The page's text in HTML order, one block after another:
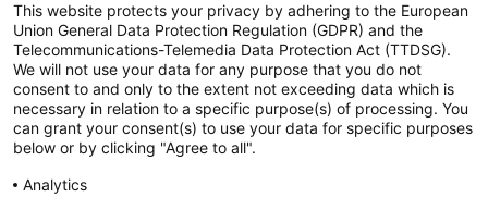
Zertifiziert für das QM-System nach DIN EN
ISO 9001: 2015, Reg.-Nr. 44 100 091350
durch TÜV NORD CERT
Zertifiziert für Sicherheits- und
This website protects your privacy by adhering to the European
Union General Data Protection Regulation (GDPR) and the
Telecommunications-Telemedia Data Protection Act (TTDSG).
We will not use your data for any purpose that you do not
consent to and only to the extent not exceeding data which is
necessary in relation to a specific purpose(s) of processing. You
can grant your consent(s) to use your data for specific purposes
below or by clicking "Agree to all".
Analytics